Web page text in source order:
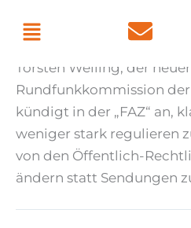
Menu
Byadmin July 4, 2026
Torsten Welling, der
Rundfunkkommission
kündigt in der „FAZ“ an,
weniger stark regulieren
von den Öffentlich-
ändern statt Sendungen